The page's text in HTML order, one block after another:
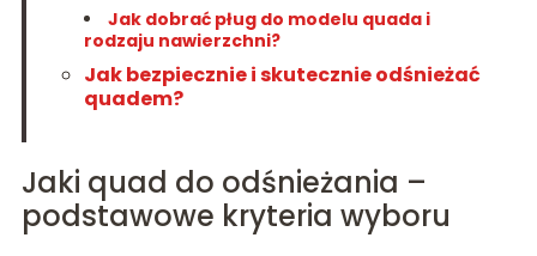
Jak dobrać pług do modelu quada i
rodzaju nawierzchni?
Jak bezpiecznie i skutecznie odśnieżać
quadem?
Jaki quad do odśnieżania –
podstawowe kryteria wyboru